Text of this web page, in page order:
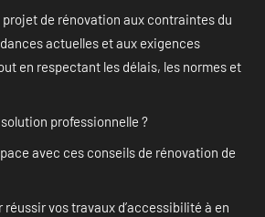
de rénovation aux contraintes du
actuelles et aux exigences
en respectant les délais, les normes et
professionnelle ?
avec ces conseils de rénovation de
vos travaux d’accessibilité à en